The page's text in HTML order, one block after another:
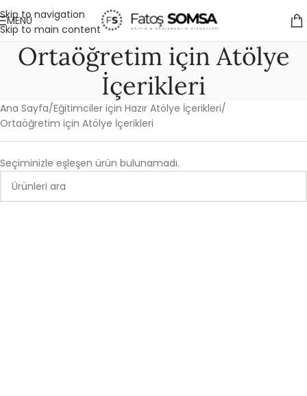
Skip to navigation
Skip to main content
MENÜ
Ortaöğretim için Atölye
İçerikleri
Ana Sayfa Eğitimciler için Hazır Atölye İçerikleri
Ortaöğretim için Atölye İçerikleri
Seçiminizle eşleşen ürün bulunamadı.